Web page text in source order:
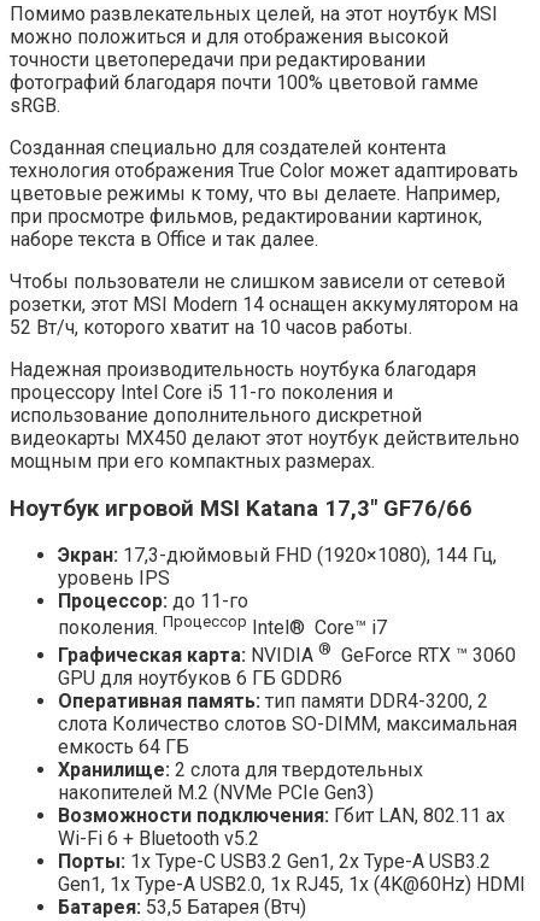
Помимо развлекательных целей, на этот ноутбук MSI
можно положиться и для отображения высокой
точности цветопередачи при редактировании
фотографий благодаря почти 100% цветовой гамме
sRGB.
Созданная специально для создателей контента
технология отображения True Color может адаптировать
цветовые режимы к тому, что вы делаете. Например,
при просмотре фильмов, редактировании картинок,
наборе текста в Office и так далее.
Чтобы пользователи не слишком зависели от сетевой
розетки, этот MSI Modern 14 оснащен аккумулятором на
52 Вт/ч, которого хватит на 10 часов работы.
Надежная производительность ноутбука благодаря
процессору Intel Core i5 11-го поколения и
использование дополнительного дискретной
видеокарты MX450 делают этот ноутбук действительно
мощным при его компактных размерах.
Ноутбук игровой MSI Katana 17,3″ GF76/66
Экран: 17,3-дюймовый FHD (1920×1080), 144 Гц,
уровень IPS
Процессор: до 11-го
поколения. Процессор
Intel® Core™ i7
Графическая карта: NVIDIA ® GeForce RTX ™ 3060
GPU для ноутбуков 6 ГБ GDDR6
Оперативная память: тип памяти DDR4-3200, 2
слота Количество слотов SO-DIMM, максимальная
емкость 64 ГБ
Хранилище: 2 слота для твердотельных
накопителей M.2 (NVMe PCIe Gen3)
Возможности подключения: Гбит LAN, 802.11 ax
Wi-Fi 6 + Bluetooth v5.2
Порты: 1x Type-C USB3.2 Gen1, 2x Type-A USB3.2
Gen1, 1x Type-A USB2.0, 1x RJ45, 1x (4K@60Hz) HDMI
Батарея: 53,5 Батарея (Втч)